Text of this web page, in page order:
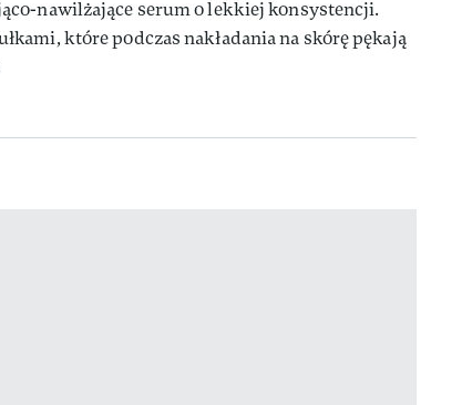
nawilżające serum o lekkiej konsystencji.
które podczas nakładania na skórę pękają